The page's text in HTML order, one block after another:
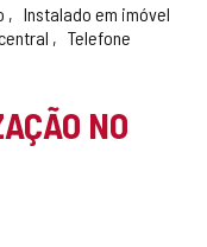
Instalado em imóvel
Telefone
NO